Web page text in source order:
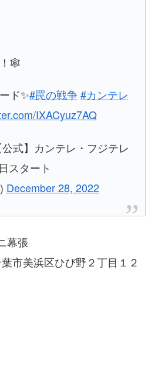
！🕸
ド✨#罠の戦争 #カンテレ
IXACyuz7AQ
式】カンテレ・フジテレ
スタート
December 28, 2022
幕張
市美浜区ひび野２丁目１２